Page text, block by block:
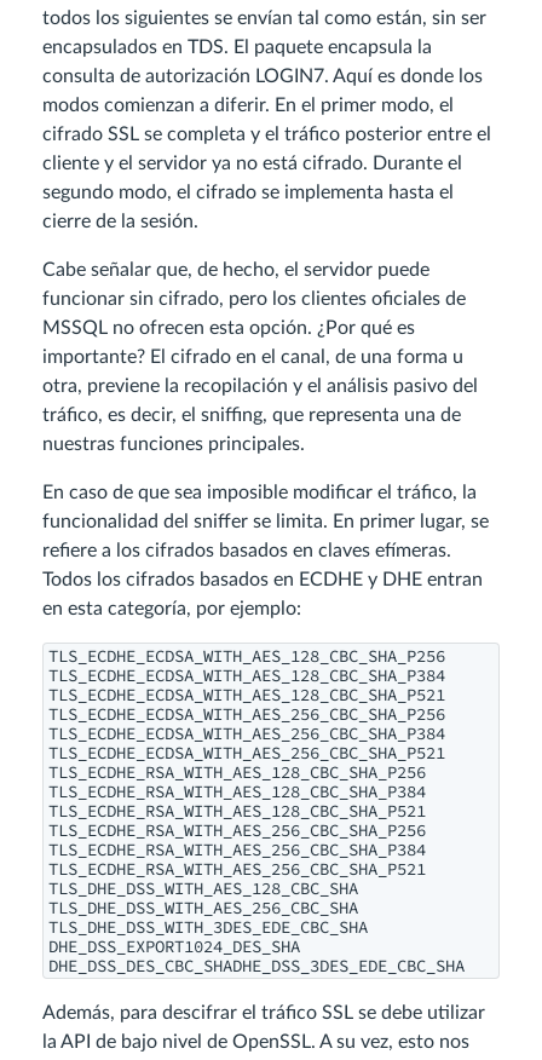
todos los siguientes se envían tal como están, sin ser
encapsulados en TDS. El paquete encapsula la
consulta de autorización LOGIN7. Aquí es donde los
modos comienzan a diferir. En el primer modo, el
cifrado SSL se completa y el tráfico posterior entre el
cliente y el servidor ya no está cifrado. Durante el
segundo modo, el cifrado se implementa hasta el
cierre de la sesión.
Cabe señalar que, de hecho, el servidor puede
funcionar sin cifrado, pero los clientes oficiales de
MSSQL no ofrecen esta opción. ¿Por qué es
importante? El cifrado en el canal, de una forma u
otra, previene la recopilación y el análisis pasivo del
tráfico, es decir, el sniffing, que representa una de
nuestras funciones principales.
En caso de que sea imposible modificar el tráfico, la
funcionalidad del sniffer se limita. En primer lugar, se
refiere a los cifrados basados en claves efímeras.
Todos los cifrados basados en ECDHE y DHE entran
en esta categoría, por ejemplo:
TLS_ECDHE_ECDSA_WITH_AES_128_CBC_SHA_P256
TLS_ECDHE_ECDSA_WITH_AES_128_CBC_SHA_P384
TLS_ECDHE_ECDSA_WITH_AES_128_CBC_SHA_P521
TLS_ECDHE_ECDSA_WITH_AES_256_CBC_SHA_P256
TLS_ECDHE_ECDSA_WITH_AES_256_CBC_SHA_P384
TLS_ECDHE_ECDSA_WITH_AES_256_CBC_SHA_P521
TLS_ECDHE_RSA_WITH_AES_128_CBC_SHA_P256
TLS_ECDHE_RSA_WITH_AES_128_CBC_SHA_P384
TLS_ECDHE_RSA_WITH_AES_128_CBC_SHA_P521
TLS_ECDHE_RSA_WITH_AES_256_CBC_SHA_P256
TLS_ECDHE_RSA_WITH_AES_256_CBC_SHA_P384
TLS_ECDHE_RSA_WITH_AES_256_CBC_SHA_P521
TLS_DHE_DSS_WITH_AES_128_CBC_SHA
TLS_DHE_DSS_WITH_AES_256_CBC_SHA
TLS_DHE_DSS_WITH_3DES_EDE_CBC_SHA
DHE_DSS_EXPORT1024_DES_SHA
DHE_DSS_DES_CBC_SHADHE_DSS_3DES_EDE_CBC_SHA
Además, para descifrar el tráfico SSL se debe utilizar
la API de bajo nivel de OpenSSL. A su vez, esto nos